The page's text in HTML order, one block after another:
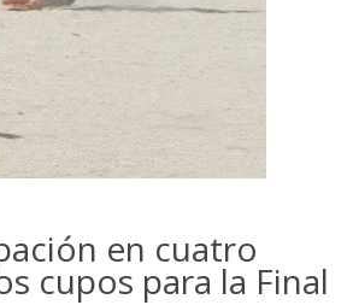
en cuatro
cupos para la Final